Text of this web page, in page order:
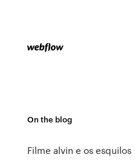
On the blog
Filme alvin e os esquilos